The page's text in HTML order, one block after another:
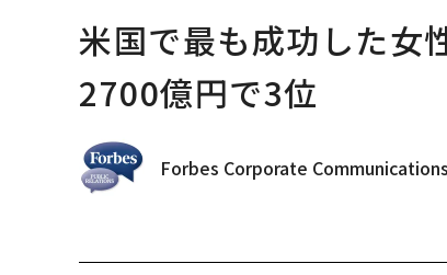
米国で最も成功した
2700億円で3位
Forbes Corporate